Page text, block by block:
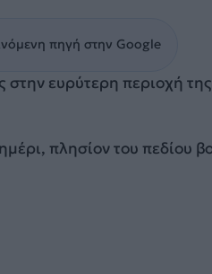
πηγή στην Google
ευρύτερη περιοχή της
πλησίον του πεδίου